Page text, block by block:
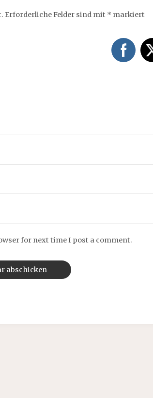
Erforderliche Felder sind mit * markiert
for next time I post a comment.